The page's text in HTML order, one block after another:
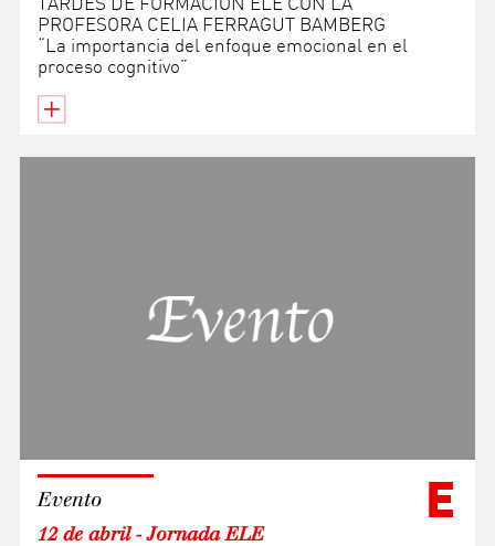
TARDES DE FORMACIÓN ELE CON LA
PROFESORA CELIA FERRAGUT BAMBERG
“La importancia del enfoque emocional en el
proceso cognitivo”
E
Evento
12 de abril - Jornada ELE